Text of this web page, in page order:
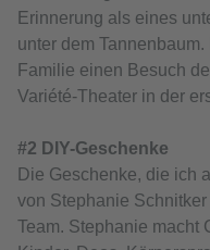
Erinnerung als eines
unter dem
Familie einen Besuch
Variété-Theater in der
#2 DIY-Geschenke
Die Geschenke, die ich
von Stephanie
Team. Stephanie macht